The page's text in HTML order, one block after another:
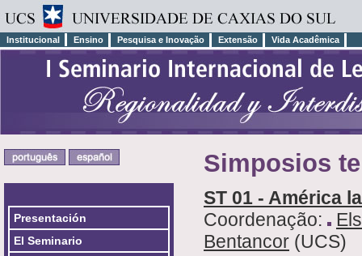
Institucional Ensino Pesquisa e Inovação Extensão Vida Acadêmica
Presentación
El Seminario
Simposios
ST 01 - América
Coordenação:
Bentancor (UCS)